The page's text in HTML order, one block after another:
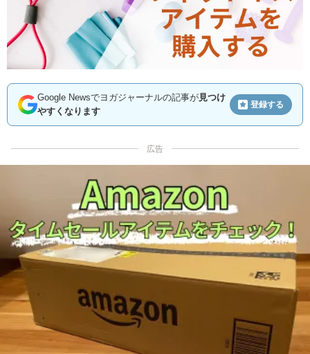
Google Newsでヨガジャーナルの記事が見つけ
やすくなります
登録する
広告